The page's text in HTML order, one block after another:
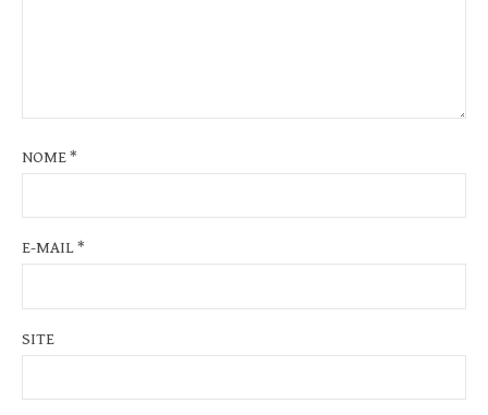
NOME*
E-MAIL*
SITE